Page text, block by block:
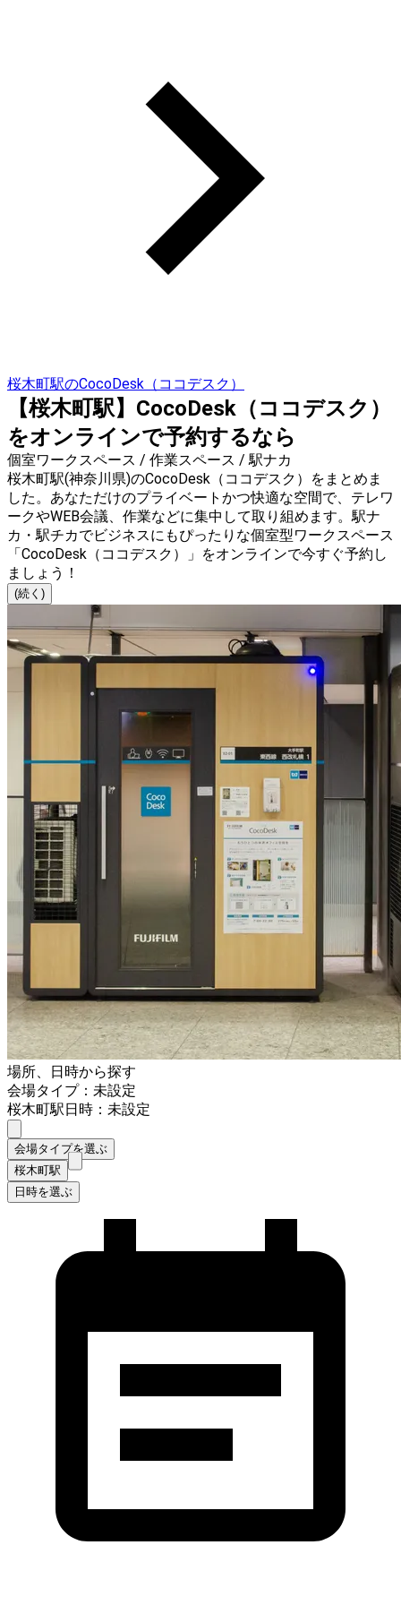
桜木町駅のCocoDesk（ココデスク）
【桜木町駅】CocoDesk（ココデスク）
をオンラインで予約するなら
個室ワークスペース / 作業スペース / 駅ナカ
桜木町駅(神奈川県)のCocoDesk（ココデスク）をまとめま
した。あなただけのプライベートかつ快適な空間で、テレワ
ークやWEB会議、作業などに集中して取り組めます。駅ナ
カ・駅チカでビジネスにもぴったりな個室型ワークスペース
「CocoDesk（ココデスク）」をオンラインで今すぐ予約し
ましょう！
(続く)
場所、日時から探す
会場タイプ：未設定
桜木町駅日時：未設定
会場タイプを選ぶ
桜木町駅
日時を選ぶ